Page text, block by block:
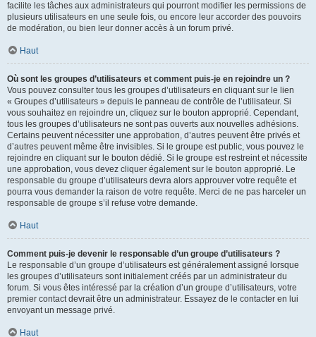
facilite les tâches aux administrateurs qui pourront modifier les permissions de
plusieurs utilisateurs en une seule fois, ou encore leur accorder des pouvoirs
de modération, ou bien leur donner accès à un forum privé.
Haut
Où sont les groupes d’utilisateurs et comment puis-je en rejoindre un ?
Vous pouvez consulter tous les groupes d’utilisateurs en cliquant sur le lien
« Groupes d’utilisateurs » depuis le panneau de contrôle de l’utilisateur. Si
vous souhaitez en rejoindre un, cliquez sur le bouton approprié. Cependant,
tous les groupes d’utilisateurs ne sont pas ouverts aux nouvelles adhésions.
Certains peuvent nécessiter une approbation, d’autres peuvent être privés et
d’autres peuvent même être invisibles. Si le groupe est public, vous pouvez le
rejoindre en cliquant sur le bouton dédié. Si le groupe est restreint et nécessite
une approbation, vous devez cliquer également sur le bouton approprié. Le
responsable du groupe d’utilisateurs devra alors approuver votre requête et
pourra vous demander la raison de votre requête. Merci de ne pas harceler un
responsable de groupe s’il refuse votre demande.
Haut
Comment puis-je devenir le responsable d’un groupe d’utilisateurs ?
Le responsable d’un groupe d’utilisateurs est généralement assigné lorsque
les groupes d’utilisateurs sont initialement créés par un administrateur du
forum. Si vous êtes intéressé par la création d’un groupe d’utilisateurs, votre
premier contact devrait être un administrateur. Essayez de le contacter en lui
envoyant un message privé.
Haut